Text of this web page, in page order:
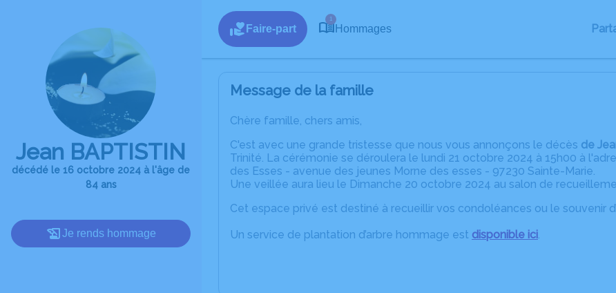
Jean BAPTISTIN
décédé le 16 octobre 2024 à l'âge de
84 ans
Je rends hommage
Faire-part
1
Hommages
Message de la famille
Chère famille, chers amis,
C'est avec une grande tristesse que nous vous annonçons le décès de
Trinité. La cérémonie se déroulera le lundi 21 octobre 2024 à 15h00 à
des Esses - avenue des jeunes Morne des esses - 97230 Sainte-Marie.
Une veillée aura lieu le Dimanche 20 octobre 2024 au salon de
Cet espace privé est destiné à recueillir vos condoléances ou le souvenir
Un service de plantation d’arbre hommage est disponible ici.